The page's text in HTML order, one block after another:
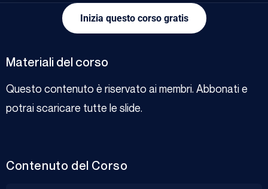
Inizia questo corso gratis
Materiali del corso
Questo contenuto è riservato ai membri. Abbonati e
potrai scaricare tutte le slide.
Contenuto del Corso